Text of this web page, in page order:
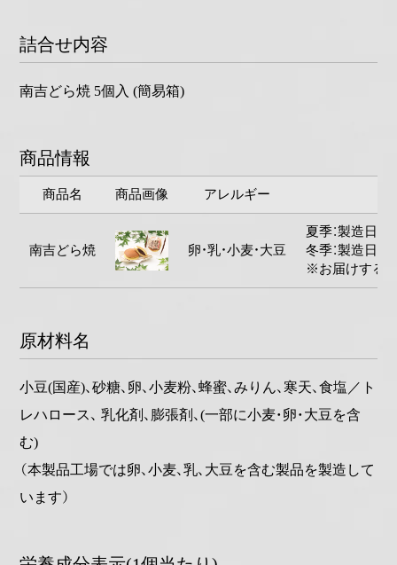
詰合せ内容
南吉どら焼 5個入 (簡易箱)
商品情報
商品名 商品画像 アレルギー
南吉どら焼 卵・乳・小麦・大豆
夏季：製造日
冬季：製造日よ
※お届けする
原材料名
小豆(国産)、砂糖、卵、小麦粉、蜂蜜、みりん、寒天、食塩／ト
レハロース、 乳化剤、膨張剤、(一部に小麦・卵・大豆を含
む)
（本製品工場では卵、小麦、乳、大豆を含む製品を製造して
います）